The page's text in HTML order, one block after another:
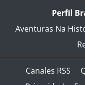
Perfil
Aventuras Na
Canales RSS